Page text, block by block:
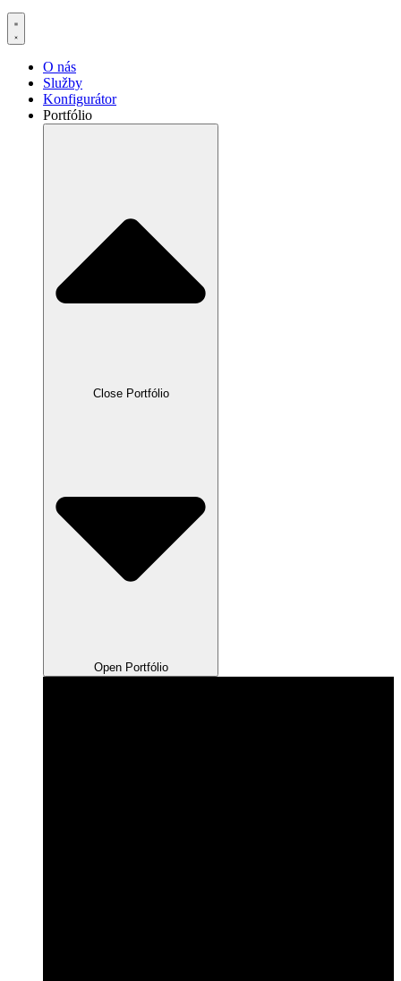
O nás
Služby
Konfigurátor
Portfólio
Close Portfólio
Open Portfólio